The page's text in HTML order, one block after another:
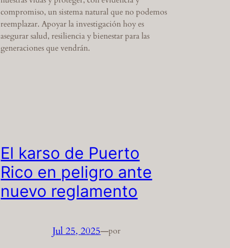
compromiso, un sistema natural que no podemos
reemplazar. Apoyar la investigación hoy es
asegurar salud, resiliencia y bienestar para las
generaciones que vendrán.
El karso de Puerto
Rico en peligro ante
nuevo reglamento
Jul 25, 2025—por